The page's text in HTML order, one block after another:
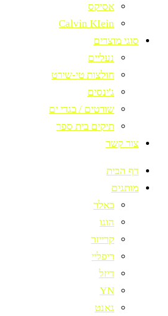
אסיקס
Calvin KIein
סוגי מוצרים
נעליים
חולצות טי-שירט
ג'ינסים
שורטים / בגדי ים
תיקים בית ספר
צור קשר
דף הבית
מותגים
באלר
הוגו
קרייזר
ריפליי
דיזל
YN
גאנט